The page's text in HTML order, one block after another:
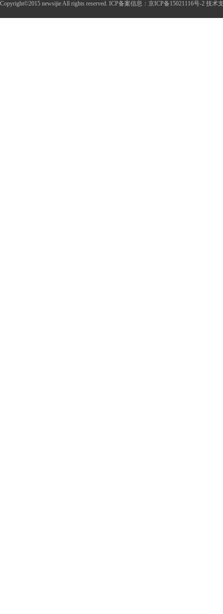
Copyright©2015 newsijie All rights reserved. ICP备案信息：京ICP备15021116号-2 技术